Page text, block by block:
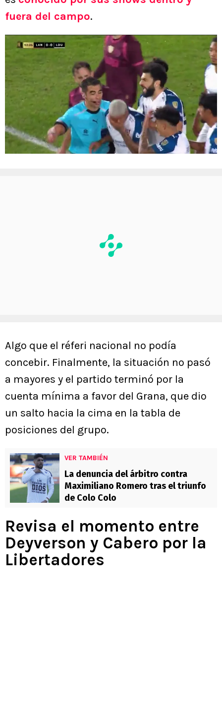
fuera del campo.
Algo que el réferi nacional no podía
concebir. Finalmente, la situación no pasó
a mayores y el partido terminó por la
cuenta mínima a favor del Grana, que dio
un salto hacia la cima en la tabla de
posiciones del grupo.
VER TAMBIÉN
La denuncia del árbitro contra
Maximiliano Romero tras el triunfo
de Colo Colo
Revisa el momento entre
Deyverson y Cabero por la
Libertadores